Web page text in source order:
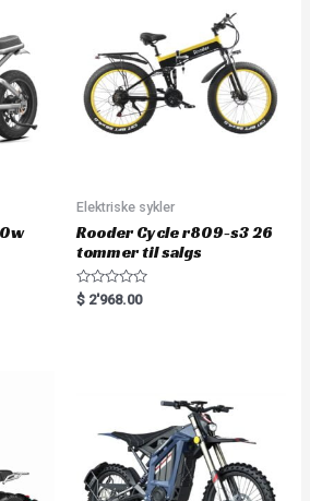
Elektriske sykler
Rooder Cycle r809-s3 26
tommer til salgs
R
a
$ 2'968.00